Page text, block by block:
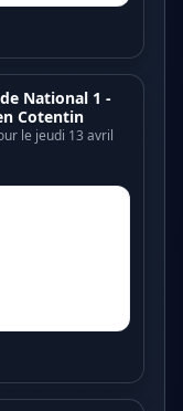
National 1 -
Cotentin
le jeudi 13 avril